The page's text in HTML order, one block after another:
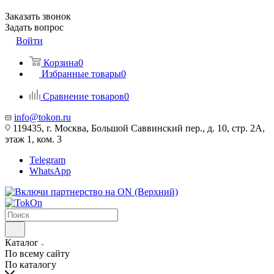
Заказать звонок
Задать вопрос
Войти
Корзина0
Избранные товары0
Сравнение товаров0
info@tokon.ru
119435, г. Москва, Большой Саввинский пер., д. 10, стр. 2А,
этаж 1, ком. 3
Telegram
WhatsApp
Каталог
По всему сайту
По каталогу